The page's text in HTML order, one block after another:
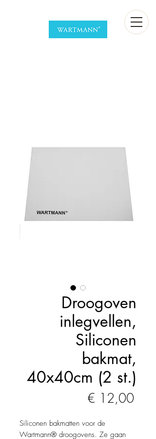
Droogoven
inlegvellen,
Siliconen
bakmat,
40x40cm (2 st.)
€ 12,00Prijs
Siliconen bakmatten voor de
Wartmann® droogovens. Ze gaan